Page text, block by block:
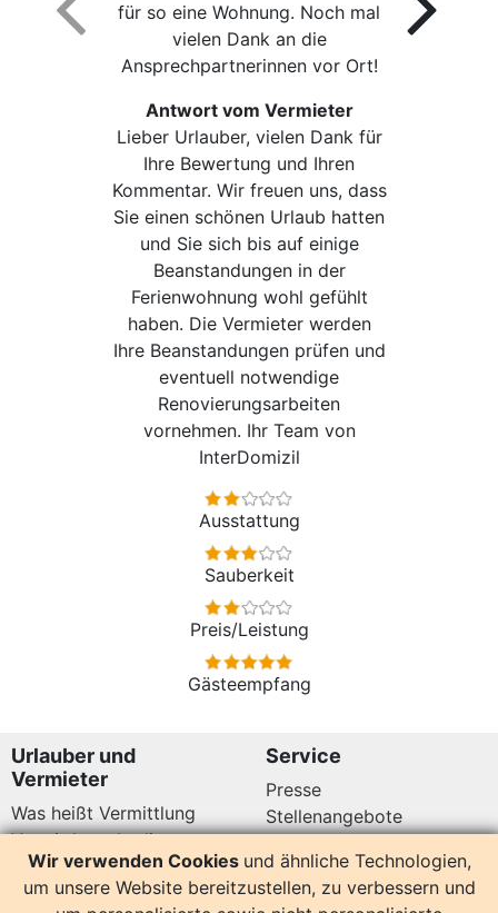
für so eine Wohnung. Noch mal
vielen Dank an die
Ansprechpartnerinnen vor Ort!
Antwort vom Vermieter
Lieber Urlauber, vielen Dank für
Ihre Bewertung und Ihren
Kommentar. Wir freuen uns, dass
Sie einen schönen Urlaub hatten
und Sie sich bis auf einige
Beanstandungen in der
Ferienwohnung wohl gefühlt
haben. Die Vermieter werden
Ihre Beanstandungen prüfen und
eventuell notwendige
Renovierungsarbeiten
vornehmen. Ihr Team von
InterDomizil
Ausstattung
Sauberkeit
Preis/Leistung
Gästeempfang
Urlauber und
Vermieter
Was heißt Vermittlung
Vermittlungsbedingungen
Datenschutz
Service
Presse
Stellenangebote
Wir verwenden Cookies und ähnliche Technologien,
um unsere Website bereitzustellen, zu verbessern und